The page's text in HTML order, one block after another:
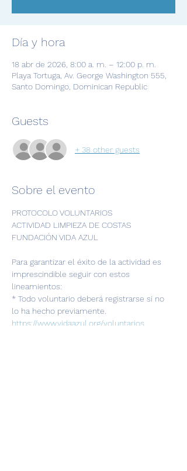
Día y hora
18 abr de 2026, 8:00 a. m. – 12:00 p. m.
Playa Tortuga, Av. George Washington 555,
Santo Domingo, Dominican Republic
Guests
+ 38 other guests
Sobre el evento
PROTOCOLO VOLUNTARIOS
ACTIVIDAD LIMPIEZA DE COSTAS
FUNDACIÓN VIDA AZUL
Para garantizar el éxito de la actividad es
imprescindible seguir con estos
lineamientos:
* Todo voluntario deberá registrarse si no
lo ha hecho previamente.
https://www.vidaazul.org/voluntarios